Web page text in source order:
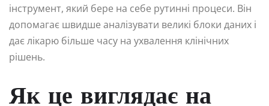
інструмент, який бере на себе рутинні процеси. Він
допомагає швидше аналізувати великі блоки даних і
дає лікарю більше часу на ухвалення клінічних
рішень.
Як це виглядає на